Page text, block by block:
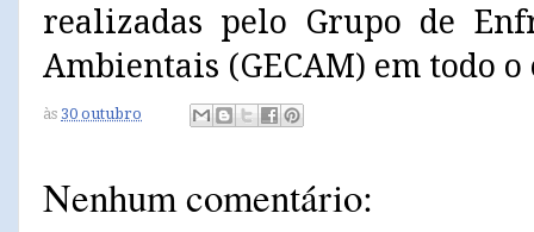
realizadas pelo Grupo de
Ambientais (GECAM) em todo o
às 30 outubro
Nenhum comentário: